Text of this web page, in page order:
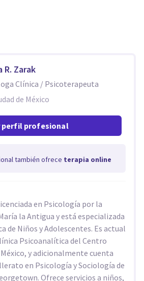
R. Zarak
Clínica / Psicoterapeuta
de México
perfil profesional
también ofrece terapia online
en Psicología por la
la Antigua y está especializada
de Niños y Adolescentes. Es actual
Psicoanalítica del Centro
México, y adicionalmente cuenta
en Psicología y Sociología de
Ofrece servicios a niños,